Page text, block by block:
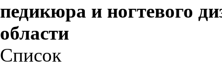
педикюра и ногтевого
области
Список